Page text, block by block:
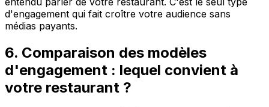
d'engagement qui fait croître votre audience sans
médias payants.
6. Comparaison des modèles
d'engagement : lequel convient à
votre restaurant ?